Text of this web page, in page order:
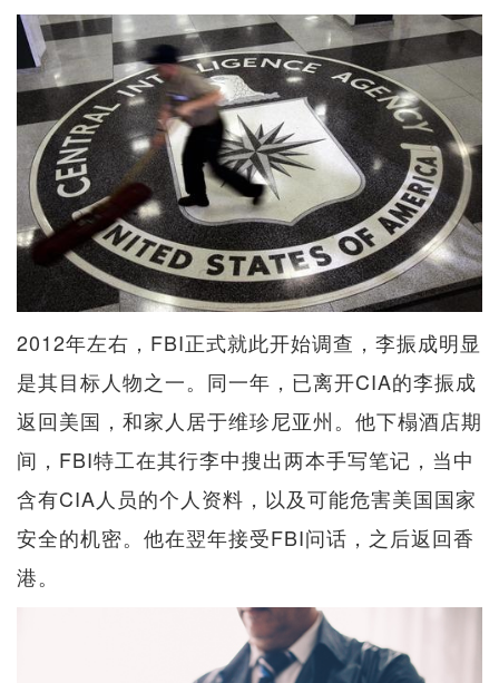
2012年左右，FBI正式就此开始调查，李振成明显
是其目标人物之一。同一年，已离开CIA的李振成
返回美国，和家人居于维珍尼亚州。他下榻酒店期
间，FBI特工在其行李中搜出两本手写笔记，当中
含有CIA人员的个人资料，以及可能危害美国国家
安全的机密。他在翌年接受FBI问话，之后返回香
港。